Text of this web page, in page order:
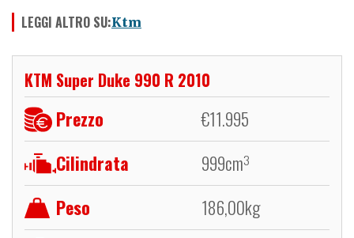
LEGGI ALTRO SU:Ktm
KTM Super Duke 990 R 2010
Prezzo €11.995
Cilindrata
999cm3
Peso 186,00kg